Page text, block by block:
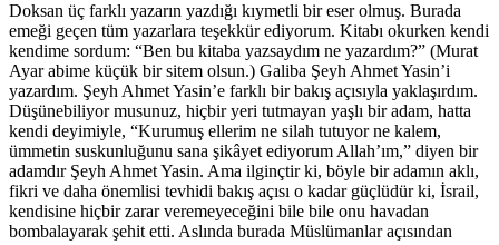
Doksan üç farklı yazarın yazdığı kıymetli bir eser olmuş. Burada
emeği geçen tüm yazarlara teşekkür ediyorum. Kitabı okurken kendi
kendime sordum: “Ben bu kitaba yazsaydım ne yazardım?” (Murat
Ayar abime küçük bir sitem olsun.) Galiba Şeyh Ahmet Yasin’i
yazardım. Şeyh Ahmet Yasin’e farklı bir bakış açısıyla yaklaşırdım.
Düşünebiliyor musunuz, hiçbir yeri tutmayan yaşlı bir adam, hatta
kendi deyimiyle, “Kurumuş ellerim ne silah tutuyor ne kalem,
ümmetin suskunluğunu sana şikâyet ediyorum Allah’ım,” diyen bir
adamdır Şeyh Ahmet Yasin. Ama ilginçtir ki, böyle bir adamın aklı,
fikri ve daha önemlisi tevhidi bakış açısı o kadar güçlüdür ki, İsrail,
kendisine hiçbir zarar veremeyeceğini bile bile onu havadan
bombalayarak şehit etti. Aslında burada Müslümanlar açısından